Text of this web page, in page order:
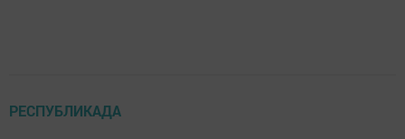
РЕСПУБЛИКАДА